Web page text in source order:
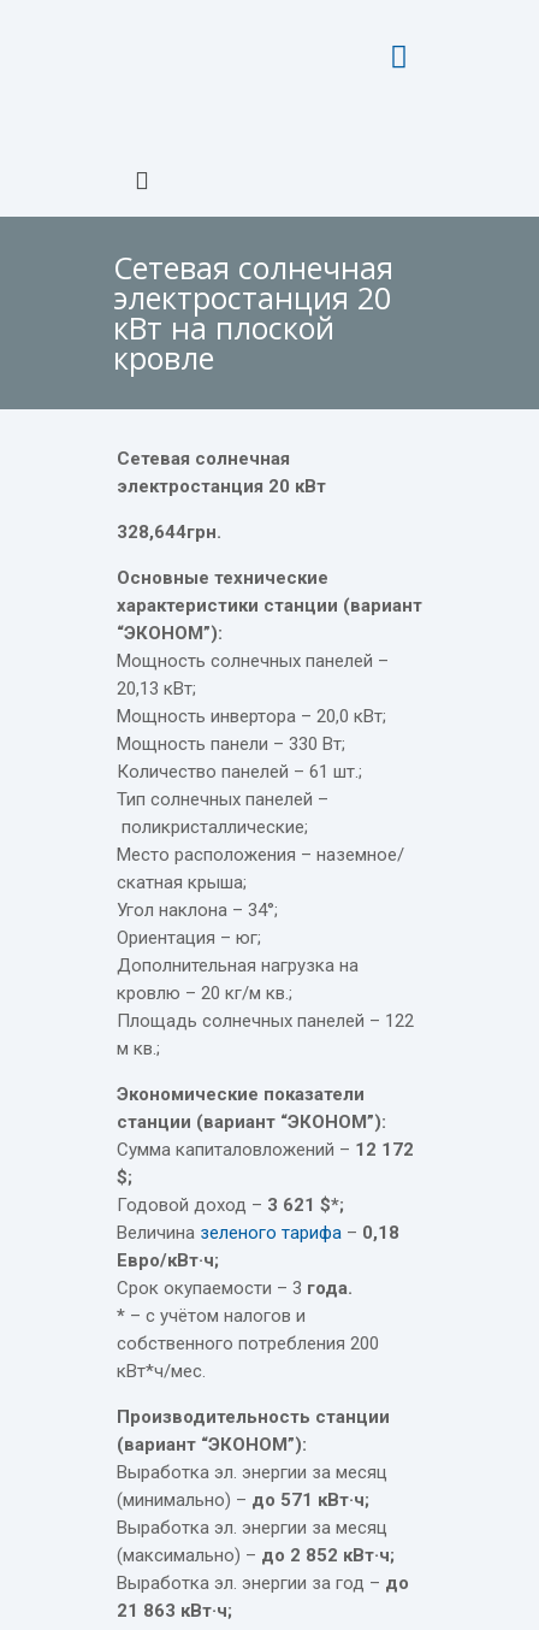
Сетевая солнечная
электростанция 20
кВт на плоской
кровле
Сетевая солнечная
электростанция 20 кВт
328,644грн.
Основные технические
характеристики станции (вариант
“ЭКОНОМ”):
Мощность солнечных панелей –
20,13 кВт;
Мощность инвертора – 20,0 кВт;
Мощность панели – 330 Вт;
Количество панелей – 61 шт.;
Тип солнечных панелей –
поликристаллические;
Место расположения – наземное/
скатная крыша;
Угол наклона – 34°;
Ориентация – юг;
Дополнительная нагрузка на
кровлю – 20 кг/м кв.;
Площадь солнечных панелей – 122
м кв.;
Экономические показатели
станции (вариант “ЭКОНОМ”):
Сумма капиталовложений – 12 172
$;
Годовой доход – 3 621 $*;
Величина зеленого тарифа– 0,18
Евро/кВт·ч;
Срок окупаемости – 3 года.
*– с учётом налогов и
собственного потребления 200
кВт*ч/мес.
Производительность станции
(вариант “ЭКОНОМ”):
Выработка эл. энергии за месяц
(минимально) – до 571 кВт·ч;
Выработка эл. энергии за месяц
(максимально) – до 2 852 кВт·ч;
Выработка эл. энергии за год – до
21 863 кВт·ч;